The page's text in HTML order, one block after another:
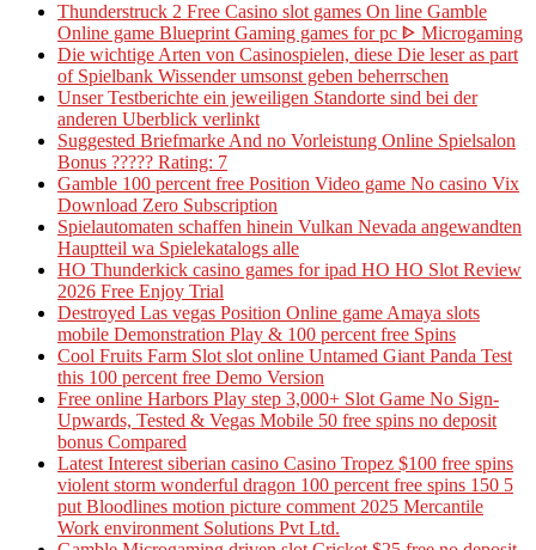
Thunderstruck 2 Free Casino slot games On line Gamble
Online game Blueprint Gaming games for pc ᐈ Microgaming
Die wichtige Arten von Casinospielen, diese Die leser as part
of Spielbank Wissender umsonst geben beherrschen
Unser Testberichte ein jeweiligen Standorte sind bei der
anderen Uberblick verlinkt
Suggested Briefmarke And no Vorleistung Online Spielsalon
Bonus ????? Rating: 7
Gamble 100 percent free Position Video game No casino Vix
Download Zero Subscription
Spielautomaten schaffen hinein Vulkan Nevada angewandten
Hauptteil wa Spielekatalogs alle
HO Thunderkick casino games for ipad HO HO Slot Review
2026 Free Enjoy Trial
Destroyed Las vegas Position Online game Amaya slots
mobile Demonstration Play & 100 percent free Spins
Cool Fruits Farm Slot slot online Untamed Giant Panda Test
this 100 percent free Demo Version
Free online Harbors Play step 3,000+ Slot Game No Sign-
Upwards, Tested & Vegas Mobile 50 free spins no deposit
bonus Compared
Latest Interest siberian casino Casino Tropez $100 free spins
violent storm wonderful dragon 100 percent free spins 150 5
put Bloodlines motion picture comment 2025 Mercantile
Work environment Solutions Pvt Ltd.